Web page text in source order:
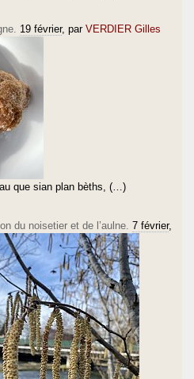
19 février, par VERDIER Gilles
que sian plan bèths, (…)
du noisetier et de l’aulne. 7 février,